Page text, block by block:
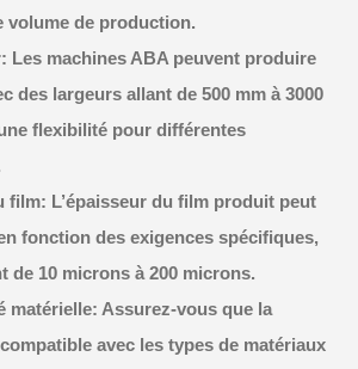
volume de production.
Les machines ABA peuvent produire
des largeurs allant de 500 mm à 3000
flexibilité pour différentes
film: L’épaisseur du film produit peut
fonction des exigences spécifiques,
de 10 microns à 200 microns.
matérielle: Assurez-vous que la
avec les types de matériaux